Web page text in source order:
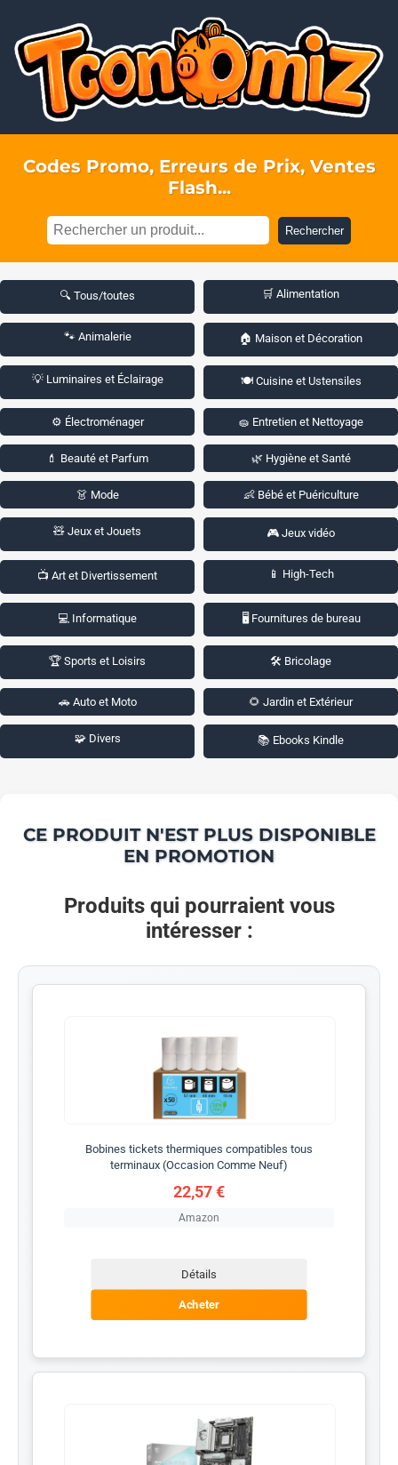
Codes Promo, Erreurs de Prix, Ventes
Flash...
Rechercher
🔍 Tous/toutes 🛒 Alimentation
🐾 Animalerie 🏠 Maison et Décoration
💡 Luminaires et Éclairage 🍽️ Cuisine et Ustensiles
⚙️ Électroménager 🧽 Entretien et Nettoyage
💄 Beauté et Parfum 🌿 Hygiène et Santé
👗 Mode 👶 Bébé et Puériculture
🧸 Jeux et Jouets 🎮 Jeux vidéo
📺 Art et Divertissement 📱 High-Tech
💻 Informatique 🖥️ Fournitures de bureau
🏆 Sports et Loisirs 🛠️ Bricolage
🚗 Auto et Moto 🌻 Jardin et Extérieur
🧩 Divers 📚 Ebooks Kindle
CE PRODUIT N'EST PLUS DISPONIBLE
EN PROMOTION
Produits qui pourraient vous
intéresser :
Bobines tickets thermiques compatibles tous
terminaux (Occasion Comme Neuf)
22,57 €
Amazon
Détails
Acheter